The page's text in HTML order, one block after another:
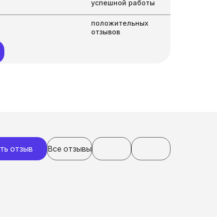
успешной работы
положительных
отзывов
отзыв Все отзывы